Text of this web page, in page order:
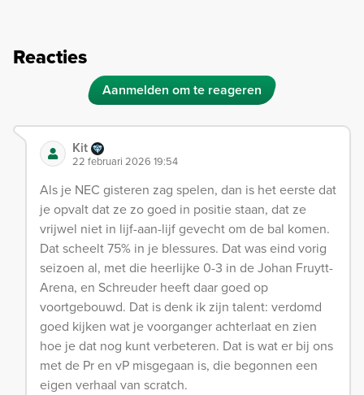
Reacties
Aanmelden om te reageren
Kit
22 februari 2026 19:54
Als je NEC gisteren zag spelen, dan is het eerste dat
je opvalt dat ze zo goed in positie staan, dat ze
vrijwel niet in lijf-aan-lijf gevecht om de bal komen.
Dat scheelt 75% in je blessures. Dat was eind vorig
seizoen al, met die heerlijke 0-3 in de Johan Fruytt-
Arena, en Schreuder heeft daar goed op
voortgebouwd. Dat is denk ik zijn talent: verdomd
goed kijken wat je voorganger achterlaat en zien
hoe je dat nog kunt verbeteren. Dat is wat er bij ons
met de Pr en vP misgegaan is, die begonnen een
eigen verhaal van scratch.